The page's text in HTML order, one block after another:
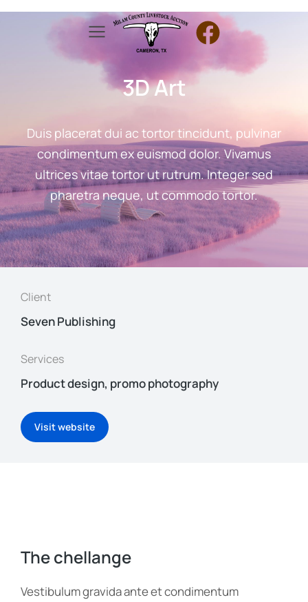
3D Art
Duis placerat dui ac tortor tincidunt, pulvinar
condimentum ex euismod dolor. Vivamus
ultrices vitae tortor ut rutrum. Integer sed
pharetra neque, ut commodo tortor.
Client
Seven Publishing
Services
Product design, promo photography
Visit website
The chellange
Vestibulum gravida ante et condimentum